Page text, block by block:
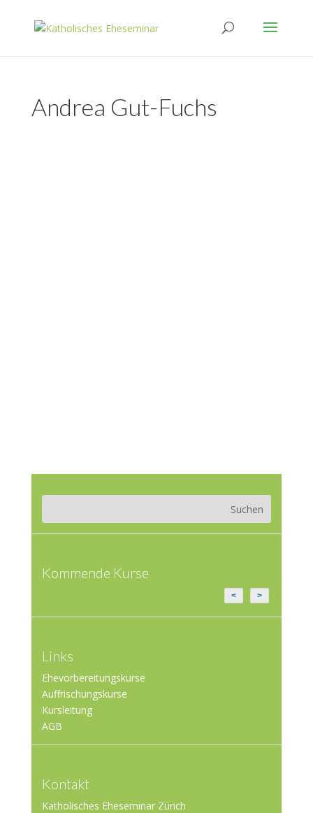
Andrea Gut-Fuchs
Kommende Kurse
< >
Links
Ehevorbereitungskurse
Auffrischungskurse
Kursleitung
AGB
Kontakt
Katholisches Eheseminar Zürich